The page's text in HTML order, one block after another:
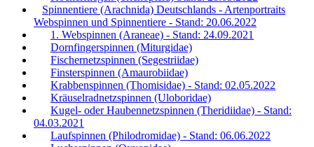
Spinnentiere (Arachnida) Deutschlands - Artenportraits
Webspinnen und Spinnentiere - Stand: 20.06.2022
1. Webspinnen (Araneae) - Stand: 24.09.2021
Dornfingerspinnen (Miturgidae)
Fischernetzspinnen (Segestriidae)
Finsterspinnen (Amaurobiidae)
Krabbenspinnen (Thomisidae) - Stand: 02.05.2022
Kräuselradnetzspinnen (Uloboridae)
Kugel- oder Haubennetzspinnen (Theridiidae) - Stand:
04.03.2021
Laufspinnen (Philodromidae) - Stand: 06.06.2022